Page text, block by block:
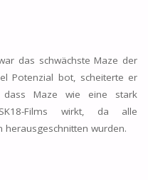
das schwächste Maze der
Potenzial bot, scheiterte er
Maze wie eine stark
Films wirkt, da alle
herausgeschnitten wurden.